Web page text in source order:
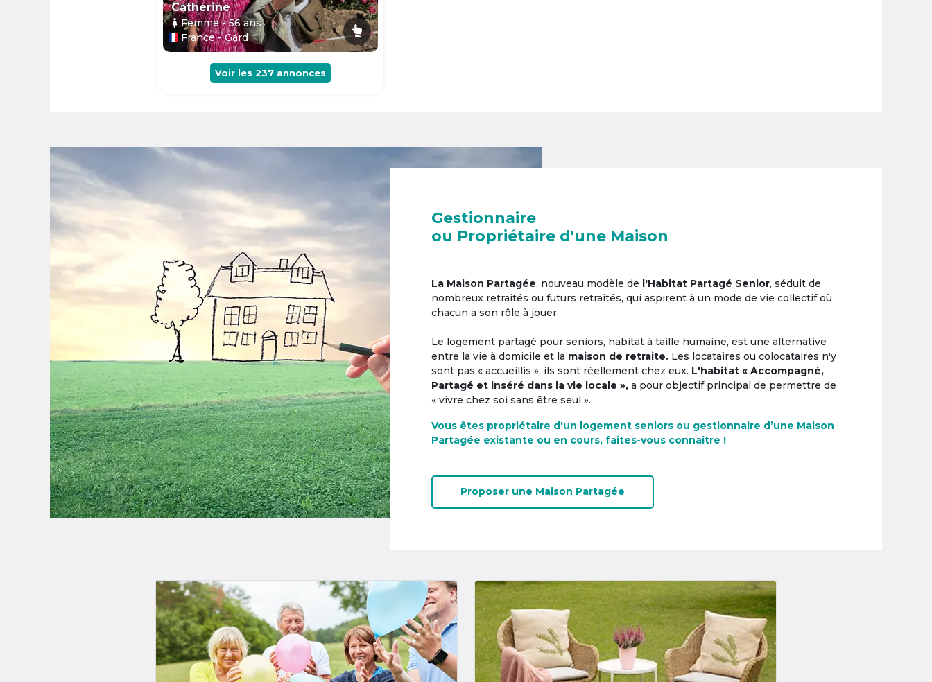
Catherine
Femme- 56ans
France - Gard
Voir les 237 annonces
Gestionnaire
ou Propriétaire d'une Maison
La Maison Partagée, nouveau modèle de l'Habitat Partagé Senior, séduit de
nombreux retraités ou futurs retraités, qui aspirent à un mode de vie collectif où
chacun a son rôle à jouer.
Le logement partagé pour seniors, habitat à taille humaine, est une alternative
entre la vie à domicile et la maison de retraite. Les locataires ou colocataires n'y
sont pas « accueillis », ils sont réellement chez eux. L'habitat « Accompagné,
Partagé et inséré dans la vie locale », a pour objectif principal de permettre de
« vivre chez soi sans être seul ».
Vous êtes propriétaire d'un logement seniors ou gestionnaire d’une Maison
Partagée existante ou en cours, faites-vous connaître !
Proposer une Maison Partagée